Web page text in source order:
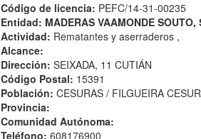
Código de licencia: PEFC/14-31-00235
Entidad: MADERAS VAAMONDE SOUTO,
Actividad: Rematantes y aserraderos ,
Alcance:
Dirección: SEIXADA, 11 CUTIÁN
Código Postal: 15391
Población: CESURAS / FILGUEIRA
Provincia:
Comunidad Autónoma:
Teléfono: 608176900